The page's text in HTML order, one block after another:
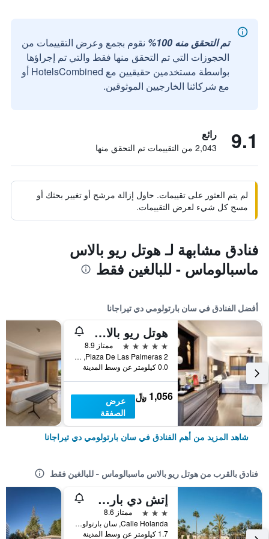
تم التحقق منه 100%
نقوم بجمع وعرض التقييمات من
الحجوزات التي تم التحقق منها فقط والتي تم إجراؤها
بواسطة مستخدمين حقيقيين مع HotelsCombined أو
مع شركائنا الخارجيين الموثوقين.
9.1 رائع
2,043 من التقييمات تم التحقق منها
لم يتم العثور على تقييمات. حاول إزالة مرشح أو تغيير بحثك أو
مسح كل شيء لعرض التقييمات.
فنادق مشابهة لـ هوتل ريو بالاس
ماسبالوماس - للبالغين فقط
أفضل الفنادق في سان بارتولومي دي تيراجانا
هوتل ريو بالاس أواسيز
5 نجوم
ممتاز 8.9
Plaza De Las Palmeras 2, سان بارتولومي دي تيراجانا, كناريا الكبرى, أسبانيا
0.0 كيلومتر عن وسط المدينة
1,056 ﷼
عرض
الصفقة
شاهد المزيد من أهم الفنادق في سان بارتولومي دي تيراجانا
فنادق بالقرب من هوتل ريو بالاس ماسبالوماس - للبالغين فقط
إتش دي بارك كريستوبال جران كاناريا
3 نجوم
ممتاز 8.6
Calle Holanda, سان بارتولومي دي تيراجانا, كناريا الكبرى, أسبانيا
1.7 كيلومتر عن وسط المدينة